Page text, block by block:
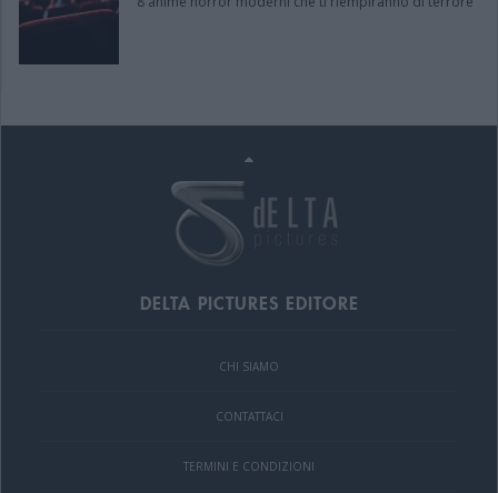
DELTA PICTURES EDITORE
CHI SIAMO
CONTATTACI
TERMINI E CONDIZIONI